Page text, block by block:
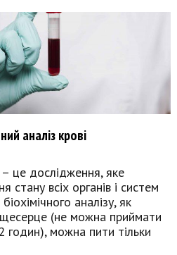
аналіз крові
– це дослідження, яке
стану всіх органів і систем
аналізу, як
(не можна приймати
годин), можна пити тільки